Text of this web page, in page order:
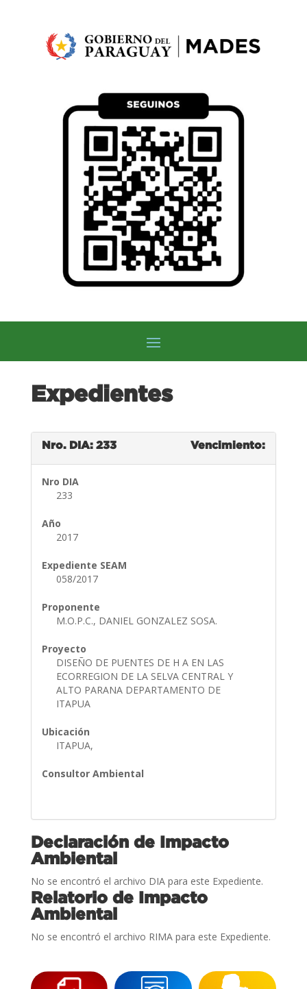
Expedientes
Nro. DIA: 233 Vencimiento:
Nro DIA
233
Año
2017
Expediente SEAM
058/2017
Proponente
M.O.P.C., DANIEL GONZALEZ SOSA.
Proyecto
DISEÑO DE PUENTES DE H A EN LAS
ECORREGION DE LA SELVA CENTRAL Y
ALTO PARANA DEPARTAMENTO DE
ITAPUA
Ubicación
ITAPUA,
Consultor Ambiental
Declaración de Impacto
Ambiental
No se encontró el archivo DIA para este Expediente.
Relatorio de Impacto
Ambiental
No se encontró el archivo RIMA para este Expediente.